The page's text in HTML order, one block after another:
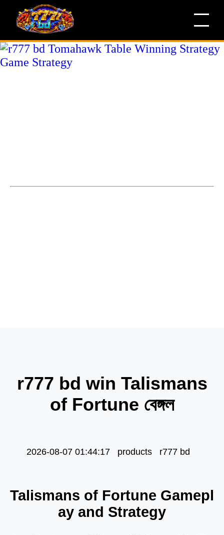
r777 bd win Talismans
of Fortune বেঙ্গল
2026-08-07 01:44:17 products r777 bd
Talismans of Fortune Gamepl
ay and Strategy